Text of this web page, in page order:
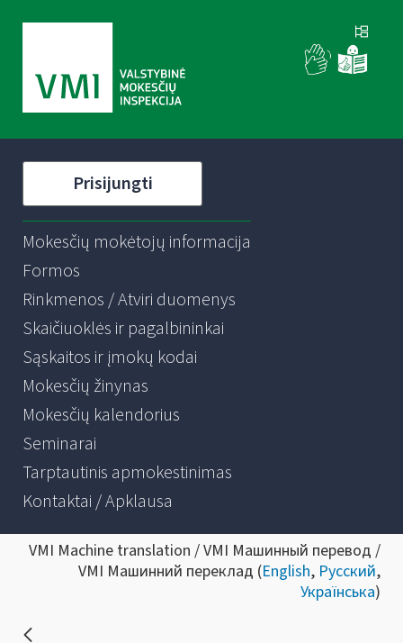
Prisijungti
Mokesčių mokėtojų informacija
Formos
Rinkmenos / Atviri duomenys
Skaičiuoklės ir pagalbininkai
Sąskaitos ir įmokų kodai
Mokesčių žinynas
Mokesčių kalendorius
Seminarai
Tarptautinis apmokestinimas
Kontaktai / Apklausa
VMI Machine translation / VMI Машинный перевод /
VMI Машинний переклад (English, Русский,
Українська)